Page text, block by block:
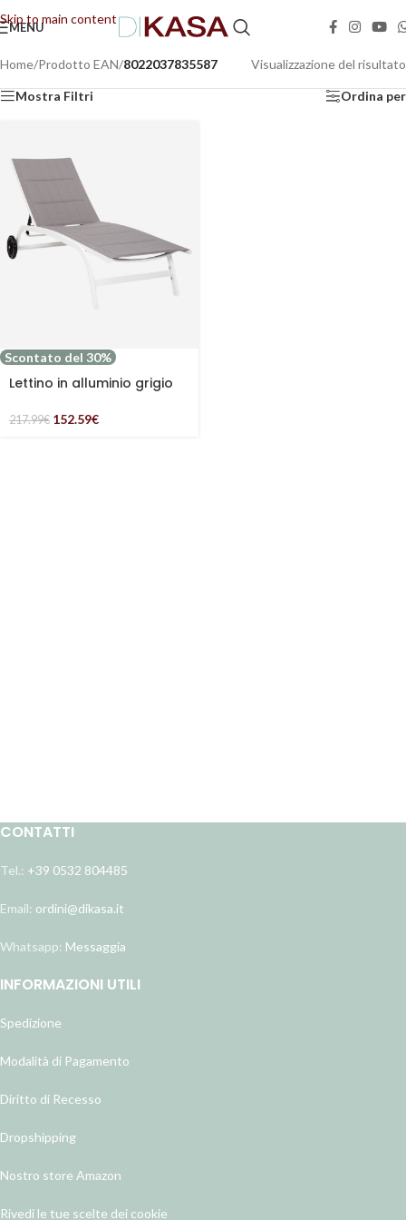
Skip to main content
📢 Dal 08/08/2026 al 23/08/2026 (compresi) gli ordini saranno evasi con tempi di
MENU
Home/Prodotto EAN/8022037835587 Visualizzazione del risultato
Mostra Filtri Ordina per
Scontato del 30%
Lettino in alluminio grigio
217.99€ 152.59€
CONTATTI
Tel.: +39 0532 804485
Email: ordini@dikasa.it
Whatsapp: Messaggia
INFORMAZIONI UTILI
Spedizione
Modalità di Pagamento
Diritto di Recesso
Dropshipping
Nostro store Amazon
Rivedi le tue scelte dei cookie